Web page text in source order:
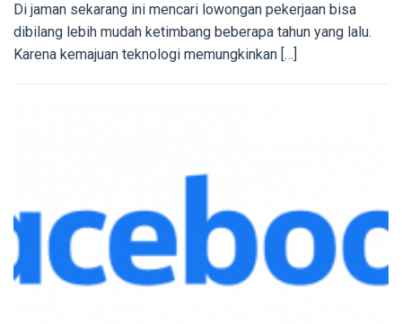
Di jaman sekarang ini mencari lowongan pekerjaan bisa
dibilang lebih mudah ketimbang beberapa tahun yang lalu.
Karena kemajuan teknologi memungkinkan […]